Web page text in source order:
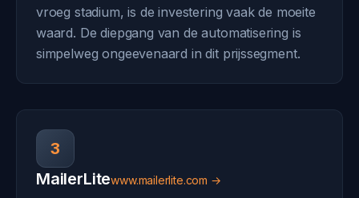
vroeg stadium, is de investering vaak de moeite
waard. De diepgang van de automatisering is
simpelweg ongeevenaard in dit prijssegment.
3
MailerLitewww.mailerlite.com →